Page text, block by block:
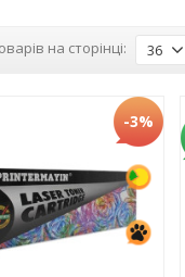
на сторінці: 36
-3%